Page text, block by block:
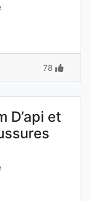
78
D’api et